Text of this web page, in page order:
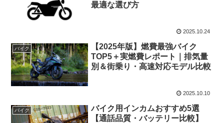
最適な選び方
2025.10.24
バイク
【2025年版】燃費最強バイク
TOP5＋実燃費レポート｜排気量
別＆街乗り・高速対応モデル比較
2025.10.10
バイク
バイク用インカムおすすめ5選
【通話品質・バッテリー比較】